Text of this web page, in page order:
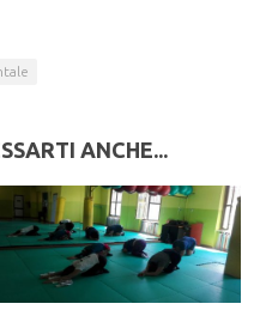
ANCHE...